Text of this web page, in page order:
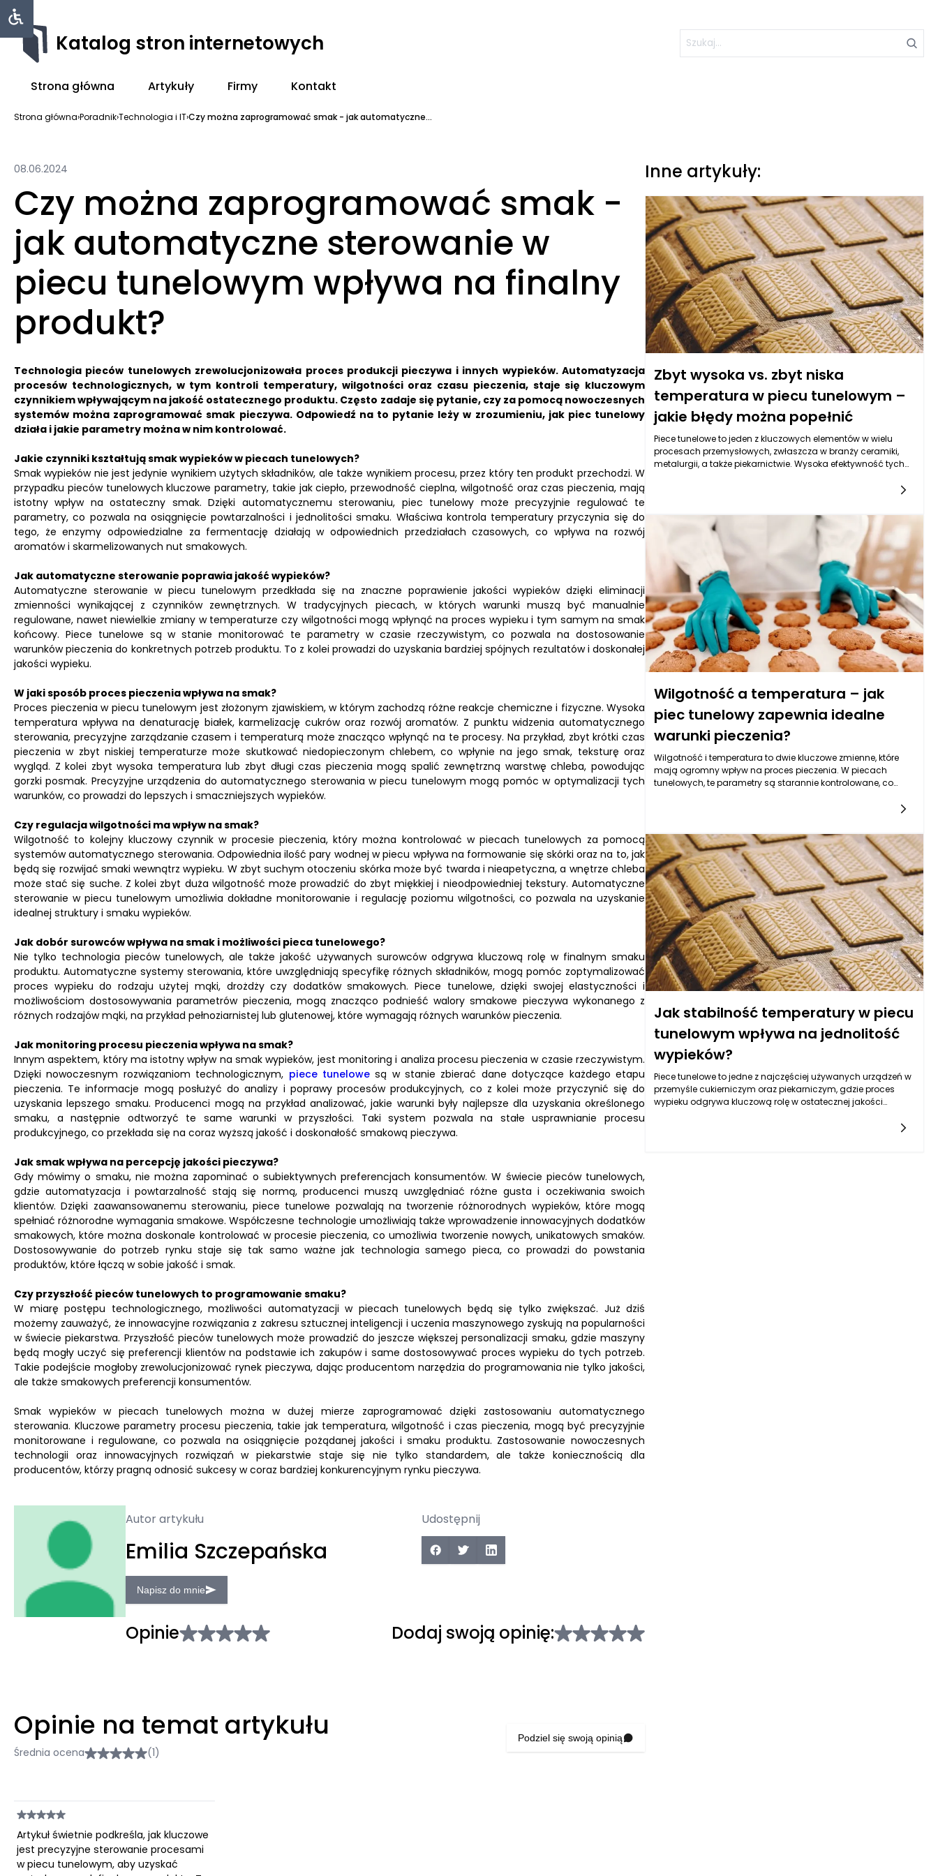
Katalog stron internetowych
Strona główna Artykuły Firmy Kontakt
Strona główna›Poradnik›Technologia i IT›Czy można zaprogramować smak - jak automatyczne...
08.06.2024
Czy można zaprogramować smak -
jak automatyczne sterowanie w
piecu tunelowym wpływa na finalny
produkt?
Technologia pieców tunelowych zrewolucjonizowała proces produkcji pieczywa i innych wypieków. Automatyzacja
procesów technologicznych, w tym kontroli temperatury, wilgotności oraz czasu pieczenia, staje się kluczowym
czynnikiem wpływającym na jakość ostatecznego produktu. Często zadaje się pytanie, czy za pomocą nowoczesnych
systemów można zaprogramować smak pieczywa. Odpowiedź na to pytanie leży w zrozumieniu, jak piec tunelowy
działa i jakie parametry można w nim kontrolować.
Jakie czynniki kształtują smak wypieków w piecach tunelowych?
Smak wypieków nie jest jedynie wynikiem użytych składników, ale także wynikiem procesu, przez który ten produkt przechodzi. W
przypadku pieców tunelowych kluczowe parametry, takie jak ciepło, przewodność cieplna, wilgotność oraz czas pieczenia, mają
istotny wpływ na ostateczny smak. Dzięki automatycznemu sterowaniu, piec tunelowy może precyzyjnie regulować te
parametry, co pozwala na osiągnięcie powtarzalności i jednolitości smaku. Właściwa kontrola temperatury przyczynia się do
tego, że enzymy odpowiedzialne za fermentację działają w odpowiednich przedziałach czasowych, co wpływa na rozwój
aromatów i skarmelizowanych nut smakowych.
Jak automatyczne sterowanie poprawia jakość wypieków?
Automatyczne sterowanie w piecu tunelowym przedkłada się na znaczne poprawienie jakości wypieków dzięki eliminacji
zmienności wynikającej z czynników zewnętrznych. W tradycyjnych piecach, w których warunki muszą być manualnie
regulowane, nawet niewielkie zmiany w temperaturze czy wilgotności mogą wpłynąć na proces wypieku i tym samym na smak
końcowy. Piece tunelowe są w stanie monitorować te parametry w czasie rzeczywistym, co pozwala na dostosowanie
warunków pieczenia do konkretnych potrzeb produktu. To z kolei prowadzi do uzyskania bardziej spójnych rezultatów i doskonałej
jakości wypieku.
W jaki sposób proces pieczenia wpływa na smak?
Proces pieczenia w piecu tunelowym jest złożonym zjawiskiem, w którym zachodzą różne reakcje chemiczne i fizyczne. Wysoka
temperatura wpływa na denaturację białek, karmelizację cukrów oraz rozwój aromatów. Z punktu widzenia automatycznego
sterowania, precyzyjne zarządzanie czasem i temperaturą może znacząco wpłynąć na te procesy. Na przykład, zbyt krótki czas
pieczenia w zbyt niskiej temperaturze może skutkować niedopieczonym chlebem, co wpłynie na jego smak, teksturę oraz
wygląd. Z kolei zbyt wysoka temperatura lub zbyt długi czas pieczenia mogą spalić zewnętrzną warstwę chleba, powodując
gorzki posmak. Precyzyjne urządzenia do automatycznego sterowania w piecu tunelowym mogą pomóc w optymalizacji tych
warunków, co prowadzi do lepszych i smaczniejszych wypieków.
Czy regulacja wilgotności ma wpływ na smak?
Wilgotność to kolejny kluczowy czynnik w procesie pieczenia, który można kontrolować w piecach tunelowych za pomocą
systemów automatycznego sterowania. Odpowiednia ilość pary wodnej w piecu wpływa na formowanie się skórki oraz na to, jak
będą się rozwijać smaki wewnątrz wypieku. W zbyt suchym otoczeniu skórka może być twarda i nieapetyczna, a wnętrze chleba
może stać się suche. Z kolei zbyt duża wilgotność może prowadzić do zbyt miękkiej i nieodpowiedniej tekstury. Automatyczne
sterowanie w piecu tunelowym umożliwia dokładne monitorowanie i regulację poziomu wilgotności, co pozwala na uzyskanie
idealnej struktury i smaku wypieków.
Jak dobór surowców wpływa na smak i możliwości pieca tunelowego?
Nie tylko technologia pieców tunelowych, ale także jakość używanych surowców odgrywa kluczową rolę w finalnym smaku
produktu. Automatyczne systemy sterowania, które uwzględniają specyfikę różnych składników, mogą pomóc zoptymalizować
proces wypieku do rodzaju użytej mąki, drożdży czy dodatków smakowych. Piece tunelowe, dzięki swojej elastyczności i
możliwościom dostosowywania parametrów pieczenia, mogą znacząco podnieść walory smakowe pieczywa wykonanego z
różnych rodzajów mąki, na przykład pełnoziarnistej lub glutenowej, które wymagają różnych warunków pieczenia.
Jak monitoring procesu pieczenia wpływa na smak?
Innym aspektem, który ma istotny wpływ na smak wypieków, jest monitoring i analiza procesu pieczenia w czasie rzeczywistym.
Dzięki nowoczesnym rozwiązaniom technologicznym, piece tunelowesą w stanie zbierać dane dotyczące każdego etapu
pieczenia. Te informacje mogą posłużyć do analizy i poprawy procesów produkcyjnych, co z kolei może przyczynić się do
uzyskania lepszego smaku. Producenci mogą na przykład analizować, jakie warunki były najlepsze dla uzyskania określonego
smaku, a następnie odtworzyć te same warunki w przyszłości. Taki system pozwala na stałe usprawnianie procesu
produkcyjnego, co przekłada się na coraz wyższą jakość i doskonałość smakową pieczywa.
Jak smak wpływa na percepcję jakości pieczywa?
Gdy mówimy o smaku, nie można zapominać o subiektywnych preferencjach konsumentów. W świecie pieców tunelowych,
gdzie automatyzacja i powtarzalność stają się normą, producenci muszą uwzględniać różne gusta i oczekiwania swoich
klientów. Dzięki zaawansowanemu sterowaniu, piece tunelowe pozwalają na tworzenie różnorodnych wypieków, które mogą
spełniać różnorodne wymagania smakowe. Współczesne technologie umożliwiają także wprowadzenie innowacyjnych dodatków
smakowych, które można doskonale kontrolować w procesie pieczenia, co umożliwia tworzenie nowych, unikatowych smaków.
Dostosowywanie do potrzeb rynku staje się tak samo ważne jak technologia samego pieca, co prowadzi do powstania
produktów, które łączą w sobie jakość i smak.
Czy przyszłość pieców tunelowych to programowanie smaku?
W miarę postępu technologicznego, możliwości automatyzacji w piecach tunelowych będą się tylko zwiększać. Już dziś
możemy zauważyć, że innowacyjne rozwiązania z zakresu sztucznej inteligencji i uczenia maszynowego zyskują na popularności
w świecie piekarstwa. Przyszłość pieców tunelowych może prowadzić do jeszcze większej personalizacji smaku, gdzie maszyny
będą mogły uczyć się preferencji klientów na podstawie ich zakupów i same dostosowywać proces wypieku do tych potrzeb.
Takie podejście mogłoby zrewolucjonizować rynek pieczywa, dając producentom narzędzia do programowania nie tylko jakości,
ale także smakowych preferencji konsumentów.
Smak wypieków w piecach tunelowych można w dużej mierze zaprogramować dzięki zastosowaniu automatycznego
sterowania. Kluczowe parametry procesu pieczenia, takie jak temperatura, wilgotność i czas pieczenia, mogą być precyzyjnie
monitorowane i regulowane, co pozwala na osiągnięcie pożądanej jakości i smaku produktu. Zastosowanie nowoczesnych
technologii oraz innowacyjnych rozwiązań w piekarstwie staje się nie tylko standardem, ale także koniecznością dla
producentów, którzy pragną odnosić sukcesy w coraz bardziej konkurencyjnym rynku pieczywa.
Autor artykułu
Emilia Szczepańska
Napisz do mnie
Udostępnij
Opinie Dodaj swoją opinię:
Opinie na temat artykułu
Średnia ocena (1)
Podziel się swoją opinią
Artykuł świetnie podkreśla, jak kluczowe
jest precyzyjne sterowanie procesami
w piecu tunelowym, aby uzyskać
Inne artykuły:
Zbyt wysoka vs. zbyt niska
temperatura w piecu tunelowym –
jakie błędy można popełnić
Piece tunelowe to jeden z kluczowych elementów w wielu
procesach przemysłowych, zwłaszcza w branży ceramiki,
metalurgii, a także piekarnictwie. Wysoka efektywność tych
temperaturą w takim piecu. Zarówno zbyt wysoka, jak i zbyt
niska temperatura mogą prowadzić do poważnych
problemów produkcyjnych. W tym artykule przyjrzymy się
najczęściej popełnianym błędom związanym z
ustawieniami temperatury w piecach tunelowych, a także ich
konsekwencjom.
Wilgotność a temperatura – jak
piec tunelowy zapewnia idealne
warunki pieczenia?
Wilgotność i temperatura to dwie kluczowe zmienne, które
mają ogromny wpływ na proces pieczenia. W piecach
tunelowych, te parametry są starannie kontrolowane, co
różnych procesów technologicznych związanych z obróbką
poruszają się przez ciągły strumień gorącego powietrza,
doskonale nadają się do wielu systemów produkcji, od
pieczywa po słodycze, dzięki swojej zdolności do utrzymania
stabilnych warunków mikroklimatycznych.
Jak stabilność temperatury w piecu
tunelowym wpływa na jednolitość
wypieków?
Piece tunelowe to jedne z najczęściej używanych urządzeń w
przemyśle cukierniczym oraz piekarniczym, gdzie proces
wypieku odgrywa kluczową rolę w ostatecznej jakości